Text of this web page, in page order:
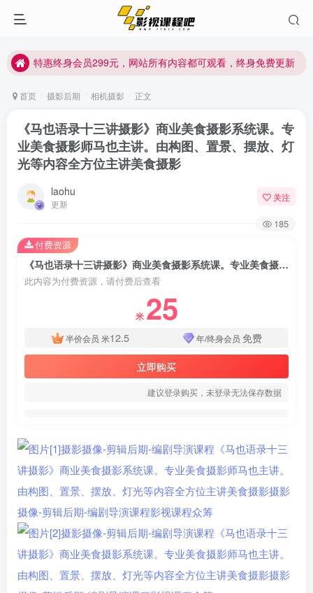
特惠终身会员299元，网站所有内容都可观看，终身免费更新
特惠终身会员299元，网站所有内容都可观看，终身免费更新
首页 摄影后期 相机摄影 正文
《马也语录十三讲摄影》商业美食摄影系统课。专
业美食摄影师马也主讲。由构图、置景、摆放、灯
光等内容全方位主讲美食摄影
laohu
更新
关注
185
《马也语录十三讲摄影》商业美食摄影系统课。专业美食摄影师马也主讲。由构图、置景、摆放、灯光等内容全方位主讲美食摄影
此内容为付费资源，请付费后查看
米 25
半价会员 米12.5 年/终身会员 免费
立即购买
建议登录购买，未登录无法保存数据
付费资源